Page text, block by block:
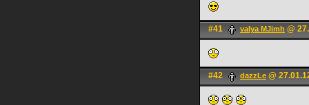
#41 valya MJimh @
#42 dazzLe @